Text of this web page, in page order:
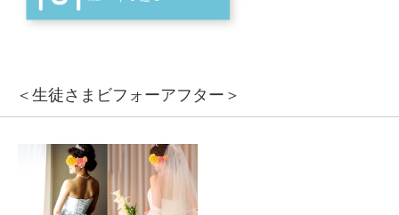
＜生徒さまビフォーアフター＞